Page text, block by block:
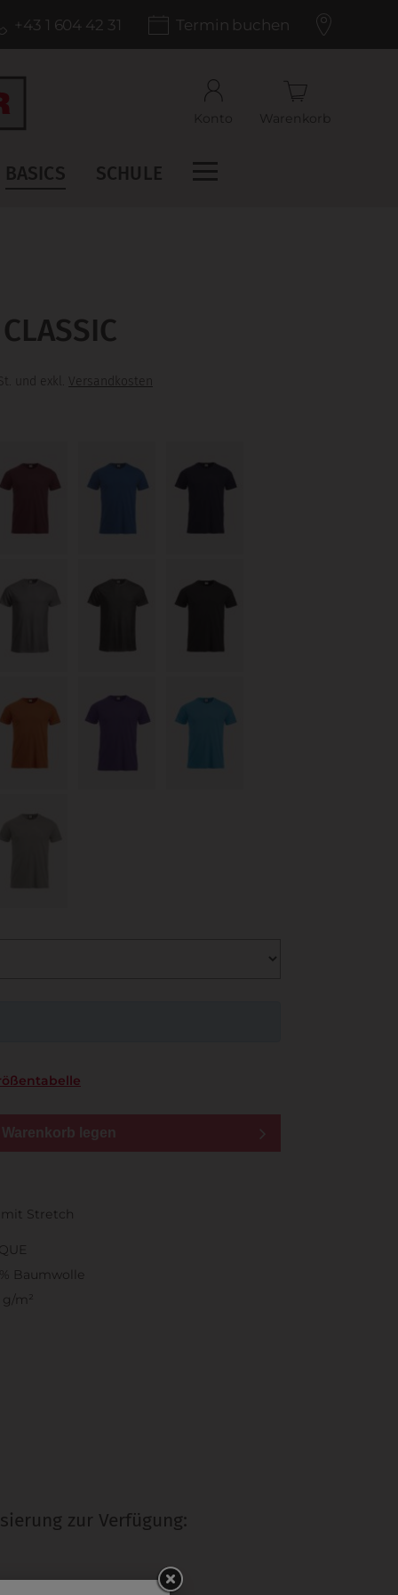
+43 1 604 42 31 Termin buchen
Konto
Warenkorb
BASICS SCHULE
und exkl. Versandkosten
Warenkorb legen
Stretch
Baumwolle
g/m²
zur Verfügung: